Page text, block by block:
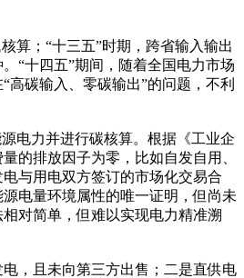
算；“十三五”时期，跨省输入输出
“十四五”期间，随着全国电力市场
碳输入、零碳输出”的问题，不利
电力并进行碳核算。根据《工业企
的排放因子为零，比如自发自用、
与用电双方签订的市场化交易合
电量环境属性的唯一证明，但尚未
对简单，但难以实现电力精准溯
，且未向第三方出售；二是直供电